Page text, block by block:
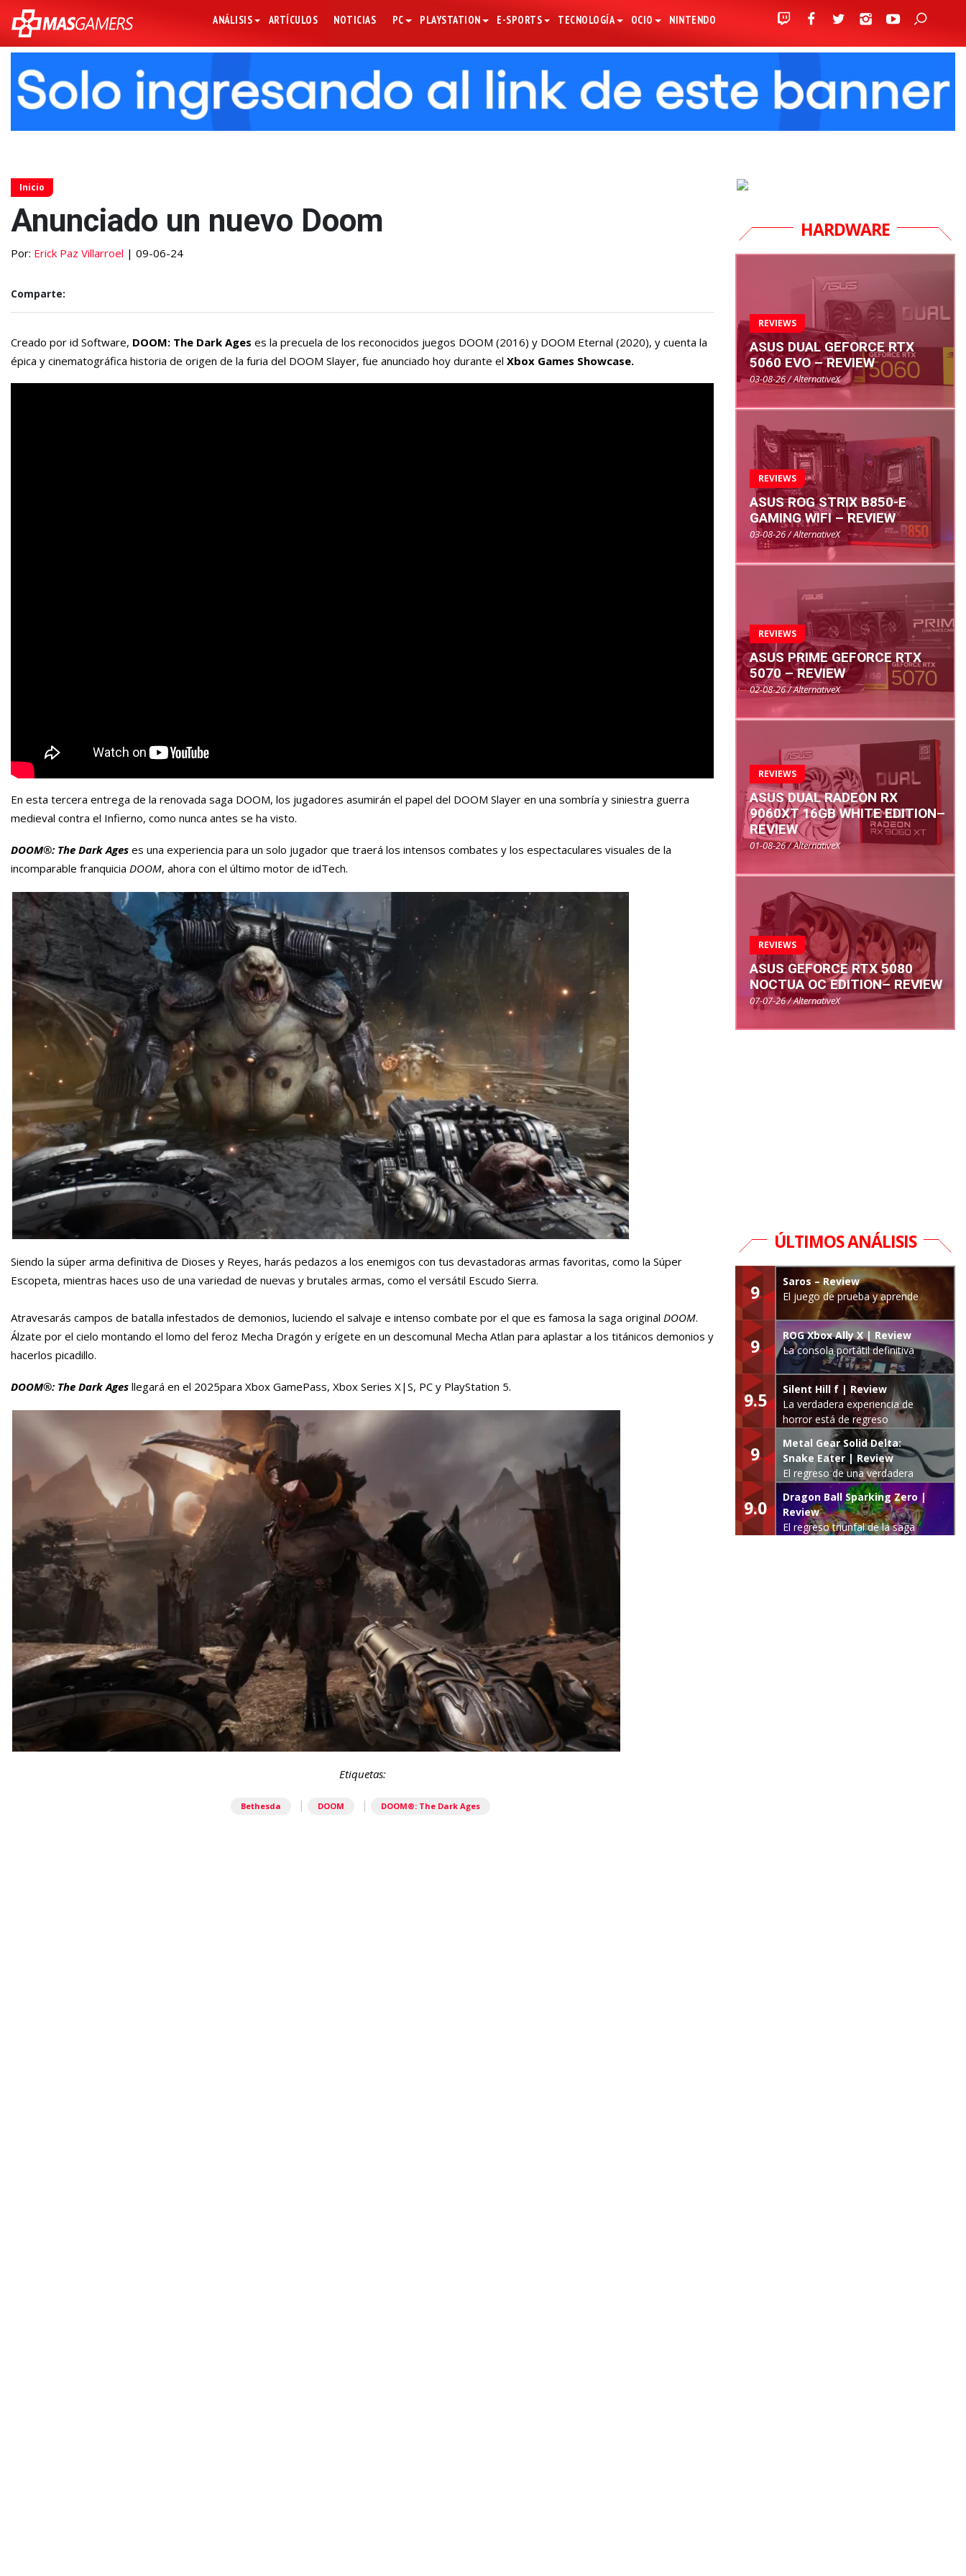
ANÁLISIS ARTÍCULOS NOTICIAS PC PLAYSTATION E-SPORTS TECNOLOGÍA OCIO NINTENDO
Inicio
Anunciado un nuevo Doom
Por: Erick Paz Villarroel | 09-06-24
Comparte:
Creado por id Software, DOOM: The Dark Ages es la precuela de los reconocidos juegos DOOM (2016) y DOOM Eternal (2020), y cuenta la
épica y cinematográfica historia de origen de la furia del DOOM Slayer, fue anunciado hoy durante el Xbox Games Showcase.
En esta tercera entrega de la renovada saga DOOM, los jugadores asumirán el papel del DOOM Slayer en una sombría y siniestra guerra
medieval contra el Infierno, como nunca antes se ha visto.
DOOM®: The Dark Ages es una experiencia para un solo jugador que traerá los intensos combates y los espectaculares visuales de la
incomparable franquicia DOOM, ahora con el último motor de idTech.
Siendo la súper arma definitiva de Dioses y Reyes, harás pedazos a los enemigos con tus devastadoras armas favoritas, como la Súper
Escopeta, mientras haces uso de una variedad de nuevas y brutales armas, como el versátil Escudo Sierra.
Atravesarás campos de batalla infestados de demonios, luciendo el salvaje e intenso combate por el que es famosa la saga original DOOM.
Álzate por el cielo montando el lomo del feroz Mecha Dragón y erígete en un descomunal Mecha Atlan para aplastar a los titánicos demonios y
hacerlos picadillo.
DOOM®: The Dark Ages llegará en el 2025para Xbox GamePass, Xbox Series X|S, PC y PlayStation 5.
Etiquetas:
Bethesda | DOOM | DOOM®: The Dark Ages
HARDWARE
REVIEWS
ASUS DUAL GEFORCE RTX
5060 EVO – REVIEW
03-08-26 / AlternativeX
REVIEWS
ASUS ROG STRIX B850-E
GAMING WIFI – REVIEW
03-08-26 / AlternativeX
REVIEWS
ASUS PRIME GEFORCE RTX
5070 – REVIEW
02-08-26 / AlternativeX
REVIEWS
ASUS DUAL RADEON RX
9060XT 16GB WHITE EDITION–
REVIEW
01-08-26 / AlternativeX
REVIEWS
ASUS GEFORCE RTX 5080
NOCTUA OC EDITION– REVIEW
07-07-26 / AlternativeX
ÚLTIMOS ANÁLISIS
9
Saros – Review
El juego de prueba y aprende
9
ROG Xbox Ally X | Review
La consola portátil definitiva
9.5
Silent Hill f | Review
La verdadera experiencia de
horror está de regreso
9
Metal Gear Solid Delta:
Snake Eater | Review
El regreso de una verdadera
leyenda
9.0
Dragon Ball Sparking Zero |
Review
El regreso triunfal de la saga